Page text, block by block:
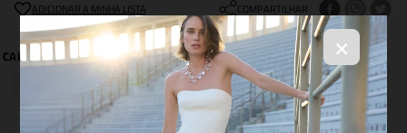
×
COMPARTILHAR